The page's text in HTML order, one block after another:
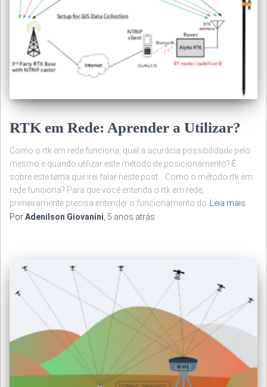
RTK em Rede: Aprender a Utilizar?
Como o rtk em rede funciona, qual a acurácia possibilidade pelo
mesmo e quando utilizar este método de posicionamento? É
sobre este tema que irei falar neste post. Como o método rtk em
rede funciona? Para que você entenda o rtk em rede,
primeiramente precisa entender o funcionamento do Leia mais
PorAdenilson Giovanini, 5 anos atrás